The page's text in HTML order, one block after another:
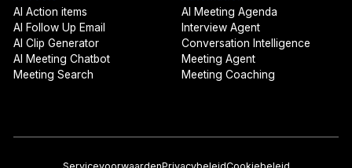
AI Action items
AI Follow Up Email
AI Clip Generator
AI Meeting Chatbot
Meeting Search
AI Meeting Agenda
Interview Agent
Conversation Intelligence
Meeting Agent
Meeting Coaching